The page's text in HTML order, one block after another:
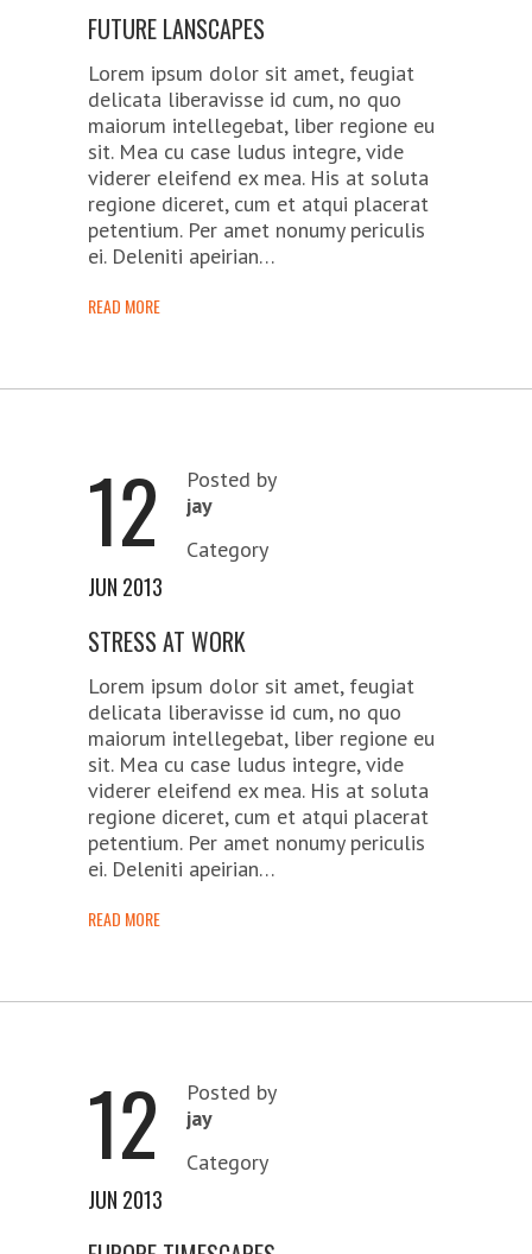
FUTURE LANSCAPES
Lorem ipsum dolor sit amet, feugiat
delicata liberavisse id cum, no quo
maiorum intellegebat, liber regione eu
sit. Mea cu case ludus integre, vide
viderer eleifend ex mea. His at soluta
regione diceret, cum et atqui placerat
petentium. Per amet nonumy periculis
ei. Deleniti apeirian…
READ MORE
12
JUN 2013
Posted by
jay
Category
STRESS AT WORK
Lorem ipsum dolor sit amet, feugiat
delicata liberavisse id cum, no quo
maiorum intellegebat, liber regione eu
sit. Mea cu case ludus integre, vide
viderer eleifend ex mea. His at soluta
regione diceret, cum et atqui placerat
petentium. Per amet nonumy periculis
ei. Deleniti apeirian…
READ MORE
12
JUN 2013
Posted by
jay
Category